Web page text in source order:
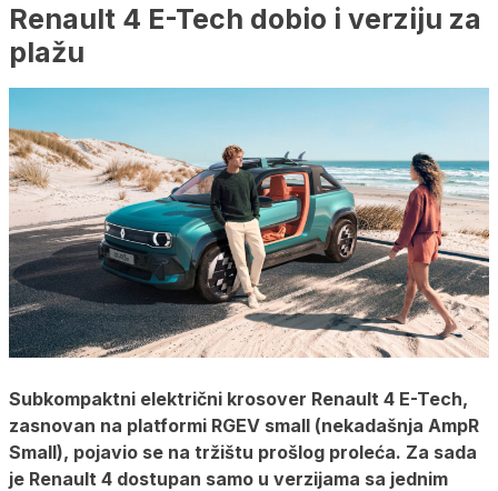
Renault 4 E-Tech dobio i verziju za
plažu
Subkompaktni električni krosover Renault 4 E-Tech,
zasnovan na platformi RGEV small (nekadašnja AmpR
Small), pojavio se na tržištu prošlog proleća. Za sada
je Renault 4 dostupan samo u verzijama sa jednim